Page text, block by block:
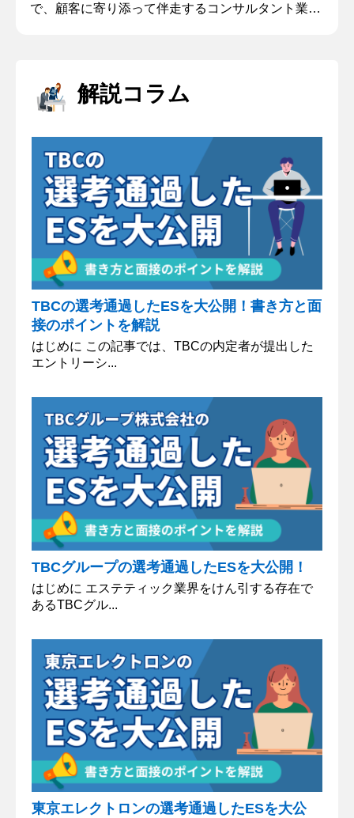
で、顧客に寄り添って伴走するコンサルタント業務
が多かった。そこで、ただ問題を教えるだけでな
く、一人一人向き合うことでモチベーション向上を
解説コラム
TBCの選考通過したESを大公開！書き方と面
接のポイントを解説
はじめに この記事では、TBCの内定者が提出した
エントリーシ...
TBCグループの選考通過したESを大公開！
はじめに エステティック業界をけん引する存在で
あるTBCグル...
東京エレクトロンの選考通過したESを大公